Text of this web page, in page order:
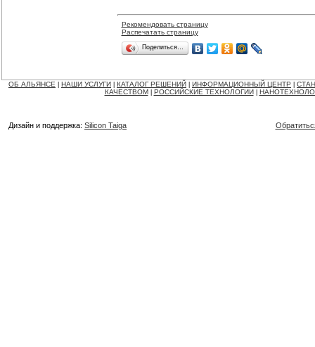
Рекомендовать страницу
Распечатать страницу
Поделиться…
ОБ АЛЬЯНСЕ НАШИ УСЛУГИ КАТАЛОГ РЕШЕНИЙ ИНФОРМАЦИОННЫЙ ЦЕНТР
КАЧЕСТВОМ
РОССИЙСКИЕ ТЕХНОЛОГИИ
Дизайн и поддержка: Silicon Taiga